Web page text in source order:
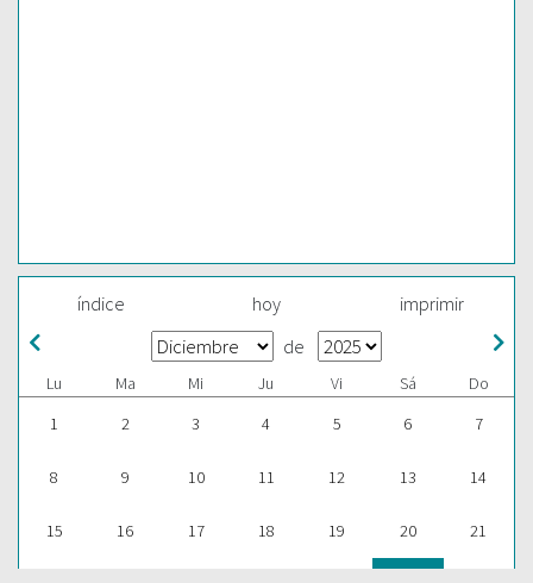
índice hoy imprimir
de
Lu Ma Mi Ju Vi Sá
Do
1
2 3 4 5 6 7
8 9 10 11 12 13 14
15 16 17 18 19 20 21